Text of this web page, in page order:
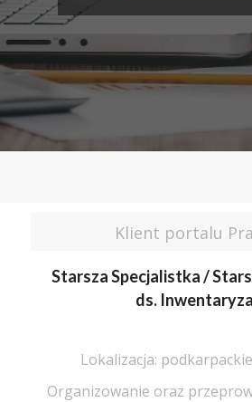
Klient portalu
Starsza Specjalistka /
ds.
Lokalizacja:
Organizowanie oraz